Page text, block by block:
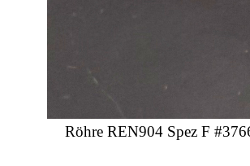
Röhre REN904 Spez F